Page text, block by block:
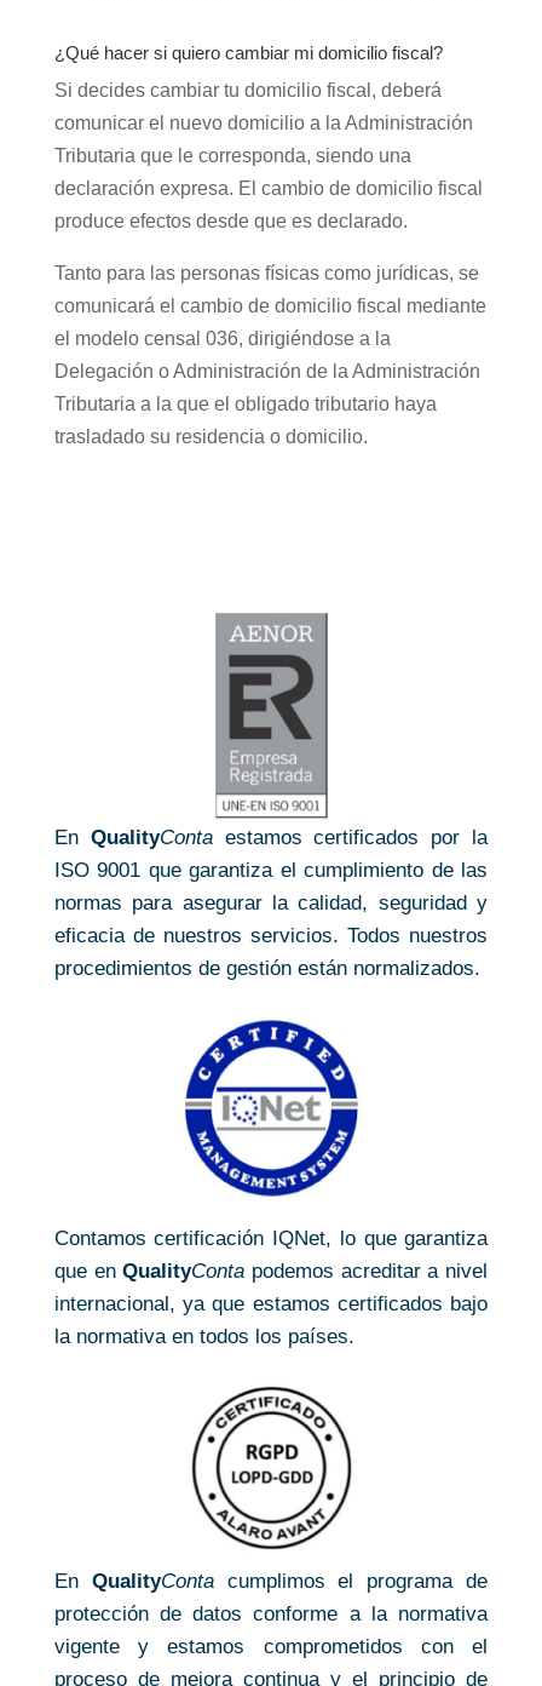
¿Qué hacer si quiero cambiar mi domicilio fiscal?
Si decides cambiar tu domicilio fiscal, deberá
comunicar el nuevo domicilio a la Administración
Tributaria que le corresponda, siendo una
declaración expresa. El cambio de domicilio fiscal
produce efectos desde que es declarado.
Tanto para las personas físicas como jurídicas, se
comunicará el cambio de domicilio fiscal mediante
el modelo censal 036, dirigiéndose a la
Delegación o Administración de la Administración
Tributaria a la que el obligado tributario haya
trasladado su residencia o domicilio.
EnQualityContaestamos certificados por la
ISO 9001 que garantiza el cumplimiento de las
normas para asegurar la calidad, seguridad y
eficacia de nuestros servicios. Todos nuestros
procedimientos de gestión están normalizados.
Contamos certificación IQNet, lo que garantiza
que enQualityConta podemos acreditar a nivel
internacional, ya que estamos certificados bajo
la normativa en todos los países.
En QualityContacumplimos el programa de
protección de datos conforme a la normativa
vigente y estamos comprometidos con el
proceso de mejora continua y el principio de